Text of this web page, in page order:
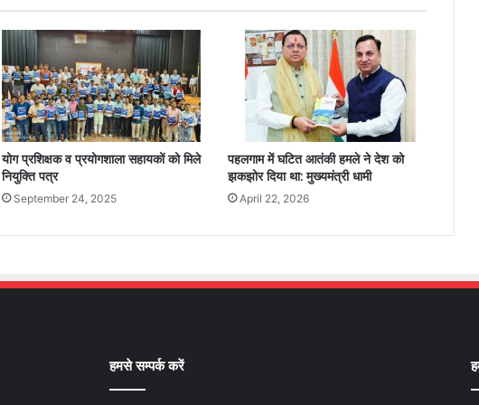
योग प्रशिक्षक व प्रयोगशाला सहायकों को मिले
नियुक्ति पत्र
September 24, 2025
पहलगाम में घटित आतंकी हमले ने देश को
झकझोर दिया था: मुख्यमंत्री धामी
April 22, 2026
हमसे सम्पर्क करें